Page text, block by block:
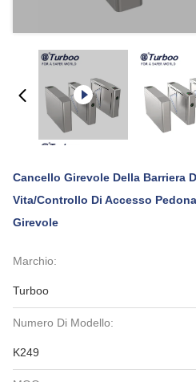
Cancello Girevole Della Barriera
Vita/controllo Di Accesso
Girevole
Marchio:
Turboo
Numero Di Modello:
K249